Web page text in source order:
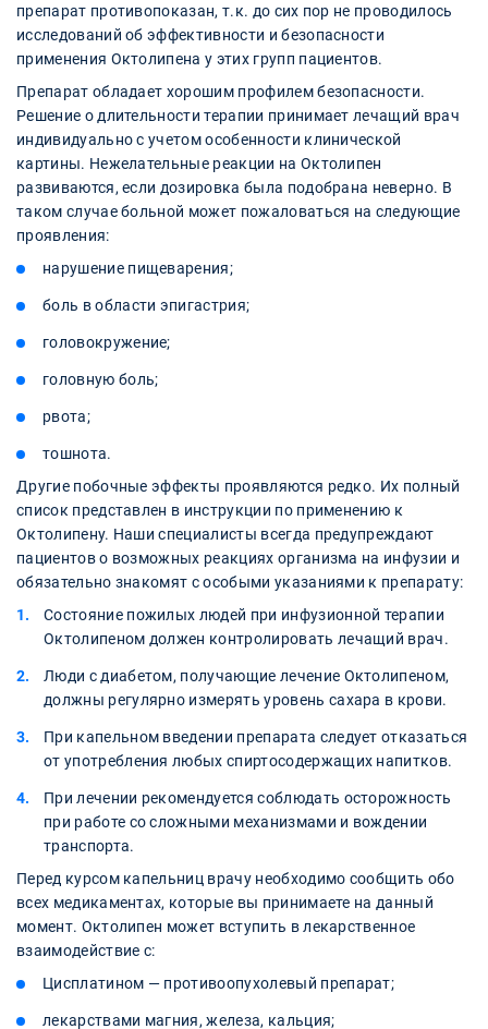
препарат противопоказан, т.к. до сих пор не проводилось
исследований об эффективности и безопасности
применения Октолипена у этих групп пациентов.
Препарат обладает хорошим профилем безопасности.
Решение о длительности терапии принимает лечащий врач
индивидуально с учетом особенности клинической
картины. Нежелательные реакции на Октолипен
развиваются, если дозировка была подобрана неверно. В
таком случае больной может пожаловаться на следующие
проявления:
нарушение пищеварения;
боль в области эпигастрия;
головокружение;
головную боль;
рвота;
тошнота.
Другие побочные эффекты проявляются редко. Их полный
список представлен в инструкции по применению к
Октолипену. Наши специалисты всегда предупреждают
пациентов о возможных реакциях организма на инфузии и
обязательно знакомят с особыми указаниями к препарату:
Состояние пожилых людей при инфузионной терапии
Октолипеном должен контролировать лечащий врач.
Люди с диабетом, получающие лечение Октолипеном,
должны регулярно измерять уровень сахара в крови.
При капельном введении препарата следует отказаться
от употребления любых спиртосодержащих напитков.
При лечении рекомендуется соблюдать осторожность
при работе со сложными механизмами и вождении
транспорта.
Перед курсом капельниц врачу необходимо сообщить обо
всех медикаментах, которые вы принимаете на данный
момент. Октолипен может вступить в лекарственное
взаимодействие с:
Цисплатином — противоопухолевый препарат;
лекарствами магния, железа, кальция;